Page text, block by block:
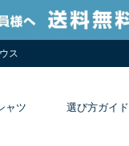
ス
ャツ 選び方ガイド